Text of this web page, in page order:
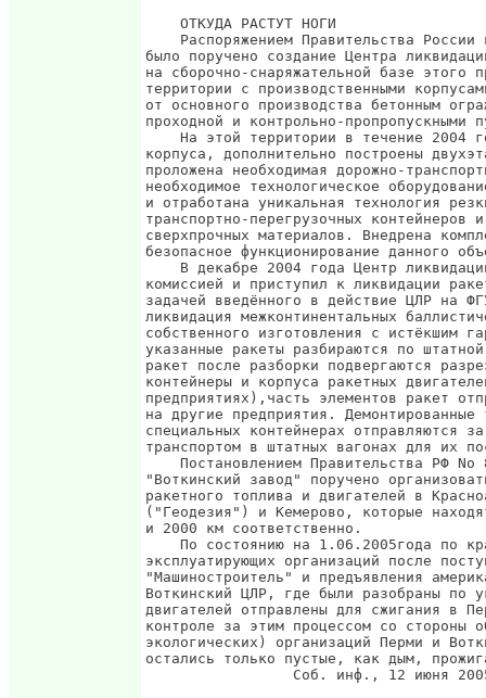
    ОТКУДА РАСТУТ НОГИ
Распоряжением Правительства России
было поручено создание Центра
на сборочно-снаряжательной базе этого
территории с производственными
от основного производства бетонным
проходной и контрольно-пропропускными
На этой территории в течение 2004
корпуса, дополнительно построены
проложена необходимая дорожно-
необходимое технологическое
и отработана уникальная технология
транспортно-перегрузочных контейнеров
сверхпрочных материалов. Внедрена
безопасное функционирование данного
В декабре 2004 года Центр
комиссией и приступил к ликвидации
задачей введённого в действие ЦЛР на
ликвидация межконтинентальных
собственного изготовления с истёкшим
указанные ракеты разбираются по
ракет после разборки подвергаются
контейнеры и корпуса ракетных
предприятиях),часть элементов ракет
на другие предприятия.
специальных контейнерах отправляются
транспортом в штатных вагонах для их
Постановлением Правительства РФ No
"Воткинский завод" поручено
ракетного топлива и двигателей в
("Геодезия") и Кемерово, которые
и 2000 км соответственно.
По состоянию на 1.06.2005года по
эксплуатирующих организаций после
"Машиностроитель" и предъявления
Воткинский ЦЛР, где были разобраны по
двигателей отправлены для сжигания в
контроле за этим процессом со стороны
экологических) организаций Перми и
остались только пустые, как дым,
Соб. инф., 12 июня